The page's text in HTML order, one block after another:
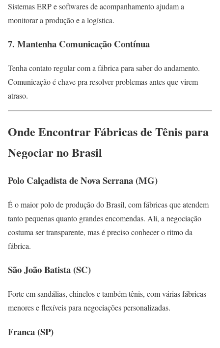
Sistemas ERP e softwares de acompanhamento ajudam a
monitorar a produção e a logística.
7. Mantenha Comunicação Contínua
Tenha contato regular com a fábrica para saber do andamento.
Comunicação é chave pra resolver problemas antes que virem
atraso.
Onde Encontrar Fábricas de Tênis para
Negociar no Brasil
Polo Calçadista de Nova Serrana (MG)
É o maior polo de produção do Brasil, com fábricas que atendem
tanto pequenas quanto grandes encomendas. Ali, a negociação
costuma ser transparente, mas é preciso conhecer o ritmo da
fábrica.
São João Batista (SC)
Forte em sandálias, chinelos e também tênis, com várias fábricas
menores e flexíveis para negociações personalizadas.
Franca (SP)